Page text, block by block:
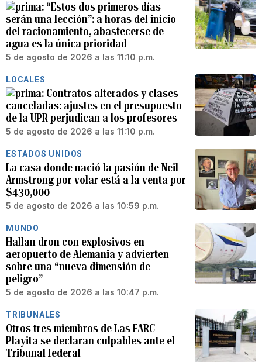
“Estos dos primeros días
serán una lección”: a horas del inicio
del racionamiento, abastecerse de
agua es la única prioridad
5 de agosto de 2026 a las 11:10 p.m.
LOCALES
Contratos alterados y clases
canceladas: ajustes en el presupuesto
de la UPR perjudican a los profesores
5 de agosto de 2026 a las 11:10 p.m.
ESTADOS UNIDOS
La casa donde nació la pasión de Neil
Armstrong por volar está a la venta por
$430,000
5 de agosto de 2026 a las 10:59 p.m.
MUNDO
Hallan dron con explosivos en
aeropuerto de Alemania y advierten
sobre una “nueva dimensión de
peligro”
5 de agosto de 2026 a las 10:47 p.m.
TRIBUNALES
Otros tres miembros de Las FARC
Playita se declaran culpables ante el
Tribunal federal